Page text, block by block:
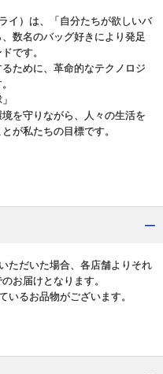
イ）は、「自分たちが欲しいバ
数名のバッグ好きにより発足
です。
ために、革命的なテクノロジ
を守りながら、人々の生活を
が私たちの目標です。
ただいた場合、各店舗よりそれ
お届けとなります。
いるお品物がございます。